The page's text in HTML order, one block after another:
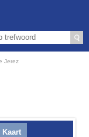
Jerez
Kaart